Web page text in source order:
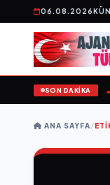
06.08.2026
SON DAKİKA
Sevgilim “ yayımlandı
ANA SAYFA/